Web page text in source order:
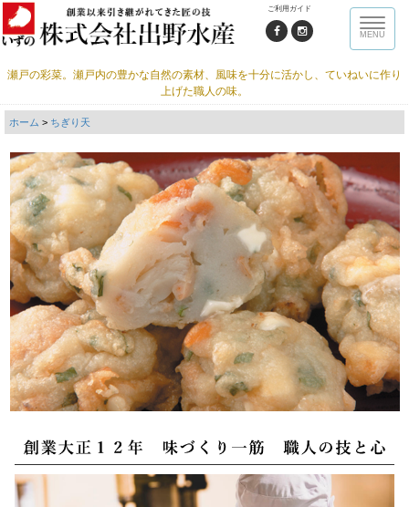
ご利用ガイド
Toggle
MENU
瀬戸の彩菜。瀬戸内の豊かな自然の素材、風味を十分に活かし、ていねいに作り
上げた職人の味。
ホーム > ちぎり天